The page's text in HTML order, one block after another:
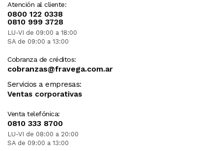
Atención al cliente:
0800 122 0338
0810 999 3728
LU-VI de 09:00 a 18:00
SA de 09:00 a 13:00
Cobranza de créditos:
cobranzas@fravega.com.ar
Servicios a empresas:
Ventas corporativas
Venta telefónica:
0810 333 8700
LU-VI de 08:00 a 20:00
SA de 09:00 a 13:00